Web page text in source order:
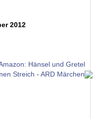
2012
Hänsel und Gretel
Streich - ARD Märchen